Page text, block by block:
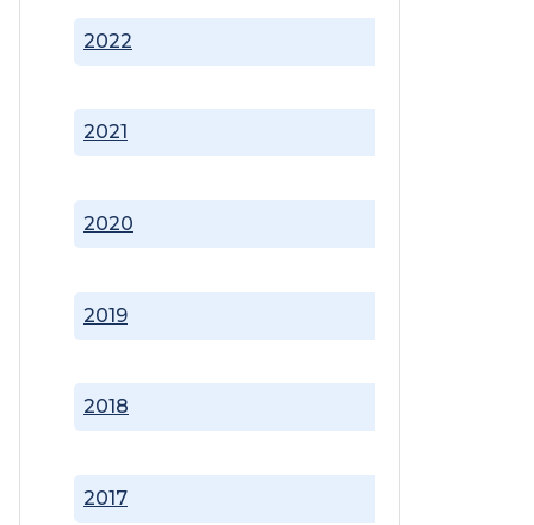
2017
2018
2019
2020
2021
2022